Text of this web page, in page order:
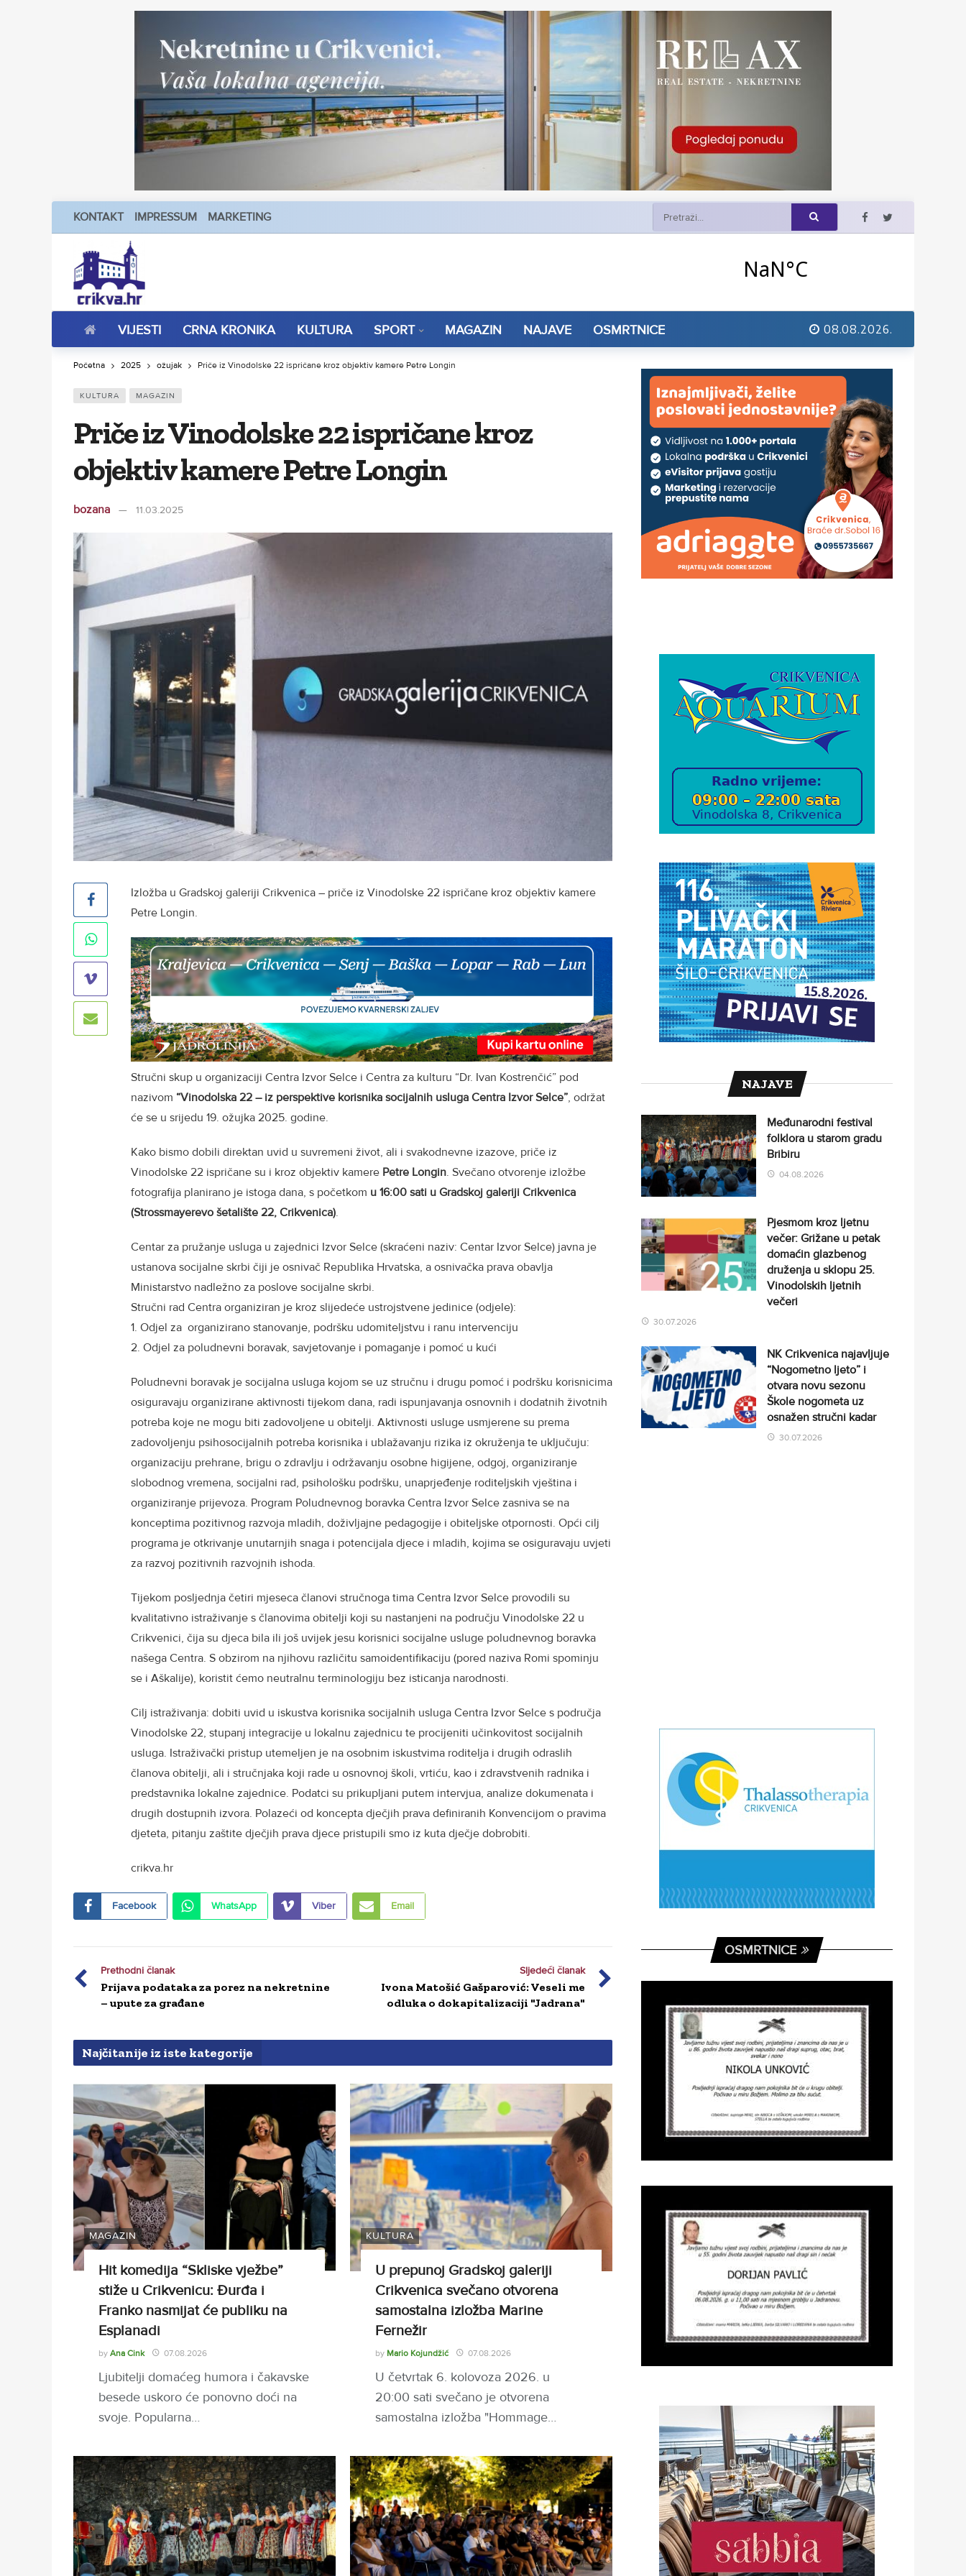
KONTAKT IMPRESSUM MARKETING
VIJESTI CRNA KRONIKA KULTURA SPORT MAGAZIN NAJAVE OSMRTNICE 08.08.2026.
Početna 2025 ožujak Priče iz Vinodolske 22 ispričane kroz objektiv kamere Petre Longin
KULTURA MAGAZIN
Priče iz Vinodolske 22 ispričane kroz
objektiv kamere Petre Longin
bozana 11.03.2025
Izložba u Gradskoj galeriji Crikvenica – priče iz Vinodolske 22 ispričane kroz objektiv kamere
Petre Longin.
Stručni skup u organizaciji Centra Izvor Selce i Centra za kulturu “Dr. Ivan Kostrenčić” pod
nazivom “Vinodolska 22 – iz perspektive korisnika socijalnih usluga Centra Izvor Selce”, održat
će se u srijedu 19. ožujka 2025. godine.
Kako bismo dobili direktan uvid u suvremeni život, ali i svakodnevne izazove, priče iz
Vinodolske 22 ispričane su i kroz objektiv kamere Petre Longin. Svečano otvorenje izložbe
fotografija planirano je istoga dana, s početkom u 16:00 sati u Gradskoj galeriji Crikvenica
(Strossmayerevo šetalište 22, Crikvenica).
Centar za pružanje usluga u zajednici Izvor Selce (skraćeni naziv: Centar Izvor Selce) javna je
ustanova socijalne skrbi čiji je osnivač Republika Hrvatska, a osnivačka prava obavlja
Ministarstvo nadležno za poslove socijalne skrbi.
Stručni rad Centra organiziran je kroz slijedeće ustrojstvene jedinice (odjele):
1. Odjel za organizirano stanovanje, podršku udomiteljstvu i ranu intervenciju
2. Odjel za poludnevni boravak, savjetovanje i pomaganje i pomoć u kući
Poludnevni boravak je socijalna usluga kojom se uz stručnu i drugu pomoć i podršku korisnicima
osiguravaju organizirane aktivnosti tijekom dana, radi ispunjavanja osnovnih i dodatnih životnih
potreba koje ne mogu biti zadovoljene u obitelji. Aktivnosti usluge usmjerene su prema
zadovoljenju psihosocijalnih potreba korisnika i ublažavanju rizika iz okruženja te uključuju:
organizaciju prehrane, brigu o zdravlju i održavanju osobne higijene, odgoj, organiziranje
slobodnog vremena, socijalni rad, psihološku podršku, unaprjeđenje roditeljskih vještina i
organiziranje prijevoza. Program Poludnevnog boravka Centra Izvor Selce zasniva se na
konceptima pozitivnog razvoja mladih, doživljajne pedagogije i obiteljske otpornosti. Opći cilj
programa je otkrivanje unutarnjih snaga i potencijala djece i mladih, kojima se osiguravaju uvjeti
za razvoj pozitivnih razvojnih ishoda.
Tijekom posljednja četiri mjeseca članovi stručnoga tima Centra Izvor Selce provodili su
kvalitativno istraživanje s članovima obitelji koji su nastanjeni na području Vinodolske 22 u
Crikvenici, čija su djeca bila ili još uvijek jesu korisnici socijalne usluge poludnevnog boravka
našega Centra. S obzirom na njihovu različitu samoidentifikaciju (pored naziva Romi spominju
se i Aškalije), koristit ćemo neutralnu terminologiju bez isticanja narodnosti.
Cilj istraživanja: dobiti uvid u iskustva korisnika socijalnih usluga Centra Izvor Selce s područja
Vinodolske 22, stupanj integracije u lokalnu zajednicu te procijeniti učinkovitost socijalnih
usluga. Istraživački pristup utemeljen je na osobnim iskustvima roditelja i drugih odraslih
članova obitelji, ali i stručnjaka koji rade u osnovnoj školi, vrtiću, kao i zdravstvenih radnika i
predstavnika lokalne zajednice. Podatci su prikupljani putem intervjua, analize dokumenata i
drugih dostupnih izvora. Polazeći od koncepta dječjih prava definiranih Konvencijom o pravima
djeteta, pitanju zaštite dječjih prava djece pristupili smo iz kuta dječje dobrobiti.
crikva.hr
Facebook WhatsApp Viber Email
Prethodni članak
Prijava podataka za porez na nekretnine
– upute za građane
Sljedeći članak
Ivona Matošić Gašparović: Veseli me
odluka o dokapitalizaciji "Jadrana"
Najčitanije iz iste kategorije
MAGAZIN
Hit komedija “Skliske vježbe”
stiže u Crikvenicu: Đurđa i
Franko nasmijat će publiku na
Esplanadi
by Ana Cink 07.08.2026
Ljubitelji domaćeg humora i čakavske
besede uskoro će ponovno doći na
svoje. Popularna…
KULTURA
U prepunoj Gradskoj galeriji
Crikvenica svečano otvorena
samostalna izložba Marine
Fernežir
by Mario Kojundžić 07.08.2026
U četvrtak 6. kolovoza 2026. u
20:00 sati svečano je otvorena
samostalna izložba "Hommage…
NAJAVE
Međunarodni festival
folklora u starom gradu
Bribiru
04.08.2026
Pjesmom kroz ljetnu
večer: Grižane u petak
domaćin glazbenog
druženja u sklopu 25.
Vinodolskih ljetnih
večeri
30.07.2026
NK Crikvenica najavljuje
“Nogometno ljeto” i
otvara novu sezonu
Škole nogometa uz
osnažen stručni kadar
30.07.2026
OSMRTNICE